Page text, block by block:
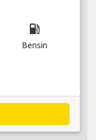
local_gas_station
Bensin